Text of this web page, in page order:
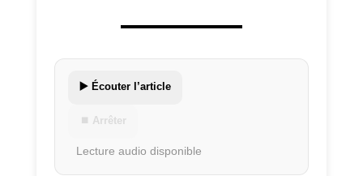
▶️ Écouter l’article
⏹ Arrêter
Lecture audio disponible